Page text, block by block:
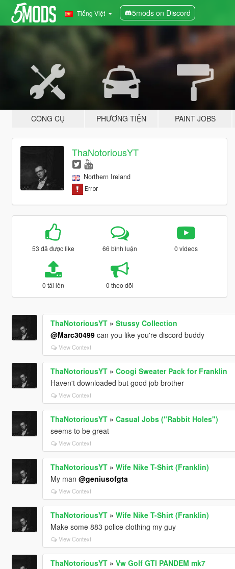
Tiếng Việt 5mods on Discord
CÔNG CỤ PHƯƠNG TIỆN PAINT JOBS
ThaNotoriousYT
Northern Ireland
53 đã được like 66 bình luận 0 videos
0 tải lên 0 theo dõi
ThaNotoriousYT» Stussy Collection
@Marc30499can you like you're discord buddy
View Context
ThaNotoriousYT» Coogi Sweater Pack for Franklin
Haven't downloaded but good job brother
View Context
ThaNotoriousYT» Casual Jobs ("Rabbit Holes")
seems to be great
View Context
ThaNotoriousYT» Wife Nike T-Shirt (Franklin)
My man @geniusofgta
View Context
ThaNotoriousYT» Wife Nike T-Shirt (Franklin)
Make some 883 police clothing my guy
View Context
ThaNotoriousYT» Vw Golf GTI PANDEM mk7